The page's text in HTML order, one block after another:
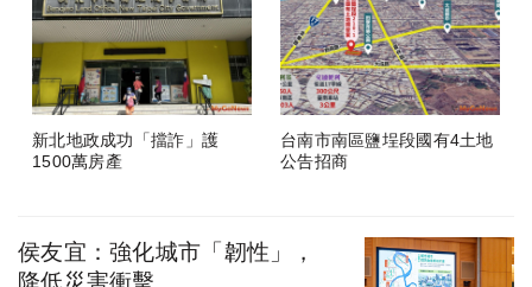
新北地政成功「擋詐」護
1500萬房產
台南市南區鹽埕段國有4土地
公告招商
侯友宜：強化城市「韌性」，
降低災害衝擊